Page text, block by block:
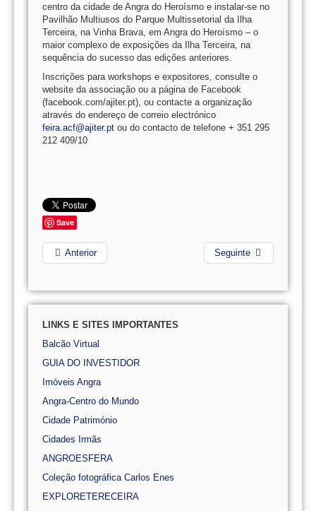
centro da cidade de Angra do Heroísmo e instalar-se no
Pavilhão Multiusos do Parque Multissetorial da Ilha
Terceira, na Vinha Brava, em Angra do Heroísmo – o
maior complexo de exposições da Ilha Terceira, na
sequência do sucesso das edições anteriores.
Inscrições para workshops e expositores, consulte o
website da associação ou a página de Facebook
(facebook.com/ajiter.pt), ou contacte a organização
através do endereço de correio electrónico
feira.acf@ajiter.pt ou do contacto de telefone + 351 295
212 409/10
Save
Anterior Seguinte
LINKS E SITES IMPORTANTES
Balcão Virtual
GUIA DO INVESTIDOR
Imóveis Angra
Angra-Centro do Mundo
Cidade Património
Cidades Irmãs
ANGROESFERA
Coleção fotográfica Carlos Enes
EXPLORETERECEIRA